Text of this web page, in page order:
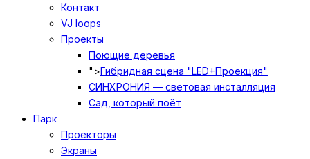
Контакт
VJ loops
Проекты
Поющие деревья
">Гибридная сцена "LED+Проекция"
СИНХРОНИЯ — световая инсталляция
Сад, который поёт
Парк
Проекторы
Экраны